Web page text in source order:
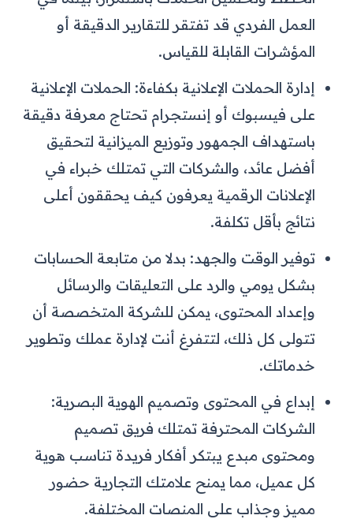
العمل الفردي قد تفتقر للتقارير الدقيقة أو
المؤشرات القابلة للقياس.
إدارة الحملات الإعلانية بكفاءة: الحملات الإعلانية
على فيسبوك أو إنستجرام تحتاج معرفة دقيقة
باستهداف الجمهور وتوزيع الميزانية لتحقيق
أفضل عائد، والشركات التي تمتلك خبراء في
الإعلانات الرقمية يعرفون كيف يحققون أعلى
نتائج بأقل تكلفة.
توفير الوقت والجهد: بدلا من متابعة الحسابات
بشكل يومي والرد على التعليقات والرسائل
وإعداد المحتوى، يمكن للشركة المتخصصة أن
تتولى كل ذلك، لتتفرغ أنت لإدارة عملك وتطوير
خدماتك.
إبداع في المحتوى وتصميم الهوية البصرية:
الشركات المحترفة تمتلك فريق تصميم
ومحتوى مبدع يبتكر أفكار فريدة تناسب هوية
كل عميل، مما يمنح علامتك التجارية حضور
مميز وجذاب على المنصات المختلفة.